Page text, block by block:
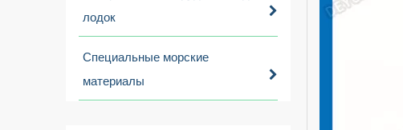
лодок
Специальные морские
материалы